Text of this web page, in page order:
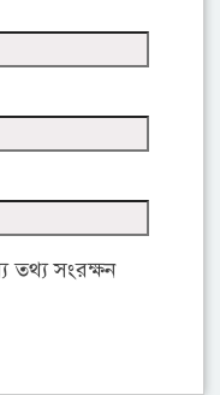
তথ্য সংরক্ষন